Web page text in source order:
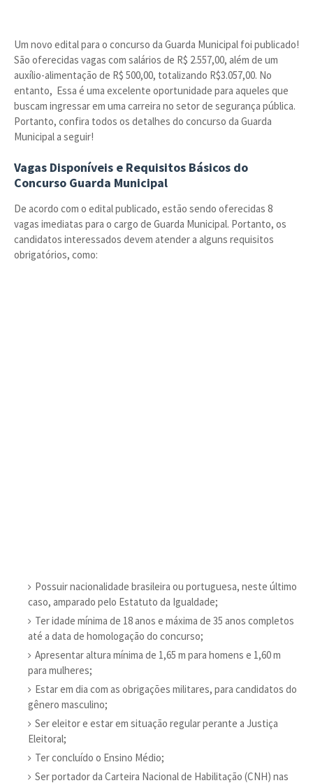
Um novo edital para o concurso da Guarda Municipal foi publicado!
São oferecidas vagas com salários de R$ 2.557,00, além de um
auxílio-alimentação de R$ 500,00, totalizando R$3.057,00. No
entanto, Essa é uma excelente oportunidade para aqueles que
buscam ingressar em uma carreira no setor de segurança pública.
Portanto, confira todos os detalhes do concurso da Guarda
Municipal a seguir!
Vagas Disponíveis e Requisitos Básicos do
Concurso Guarda Municipal
De acordo com o edital publicado, estão sendo oferecidas 8
vagas imediatas para o cargo de Guarda Municipal. Portanto, os
candidatos interessados devem atender a alguns requisitos
obrigatórios, como:
Possuir nacionalidade brasileira ou portuguesa, neste último
caso, amparado pelo Estatuto da Igualdade;
Ter idade mínima de 18 anos e máxima de 35 anos completos
até a data de homologação do concurso;
Apresentar altura mínima de 1,65 m para homens e 1,60 m
para mulheres;
Estar em dia com as obrigações militares, para candidatos do
gênero masculino;
Ser eleitor e estar em situação regular perante a Justiça
Eleitoral;
Ter concluído o Ensino Médio;
Ser portador da Carteira Nacional de Habilitação (CNH) nas